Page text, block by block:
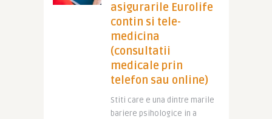
asigurarile Eurolife
contin si tele-
medicina
(consultatii
medicale prin
telefon sau online)
Stiti care e una dintre marile
bariere psihologice in a